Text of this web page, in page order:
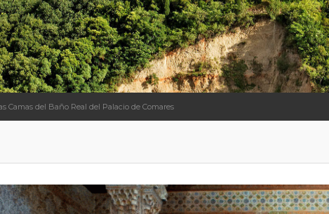
Camas del Baño Real del Palacio de Comares